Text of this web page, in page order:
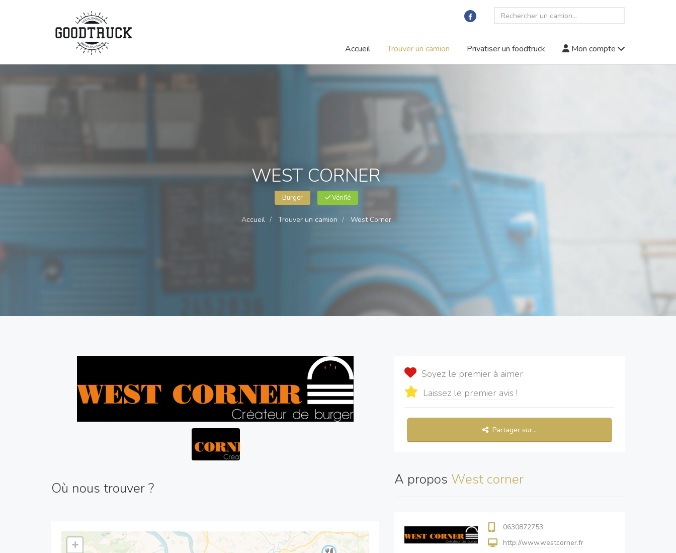
Accueil Trouver un camion Privatiser un foodtruck Mon compte
WEST CORNER
Burger Vérifié
Accueil Trouver un camion West Corner
Où nous trouver ?
+
Soyez le premier à aimer
Laissez le premier avis !
Partager sur...
A propos West corner
0630872753
http://www.westcorner.fr